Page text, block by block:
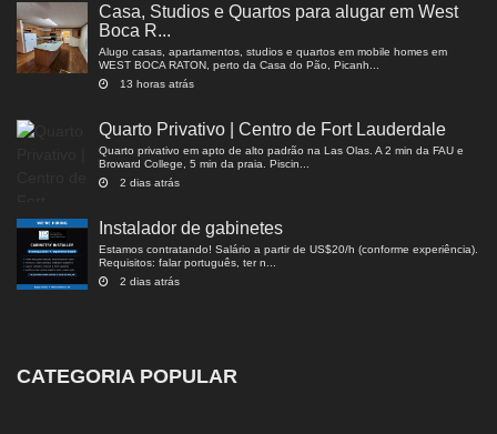
Casa, Studios e Quartos para alugar em West
Boca R...
Alugo casas, apartamentos, studios e quartos em mobile homes em
WEST BOCA RATON, perto da Casa do Pão, Picanh...
13 horas atrás
Quarto Privativo | Centro de Fort Lauderdale
Quarto privativo em apto de alto padrão na Las Olas. A 2 min da FAU e
Broward College, 5 min da praia. Piscin...
2 dias atrás
Instalador de gabinetes
Estamos contratando! Salário a partir de US$20/h (conforme experiência).
Requisitos: falar português, ter n...
2 dias atrás
CATEGORIA POPULAR